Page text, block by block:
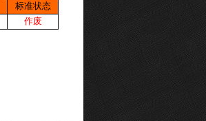
标准状态
作废